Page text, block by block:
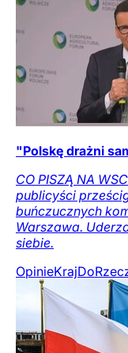
"Polskę drażni
CO PISZĄ NA
publicyści
buńczucznych
Warszawa.
siebie.
OpinieKraj